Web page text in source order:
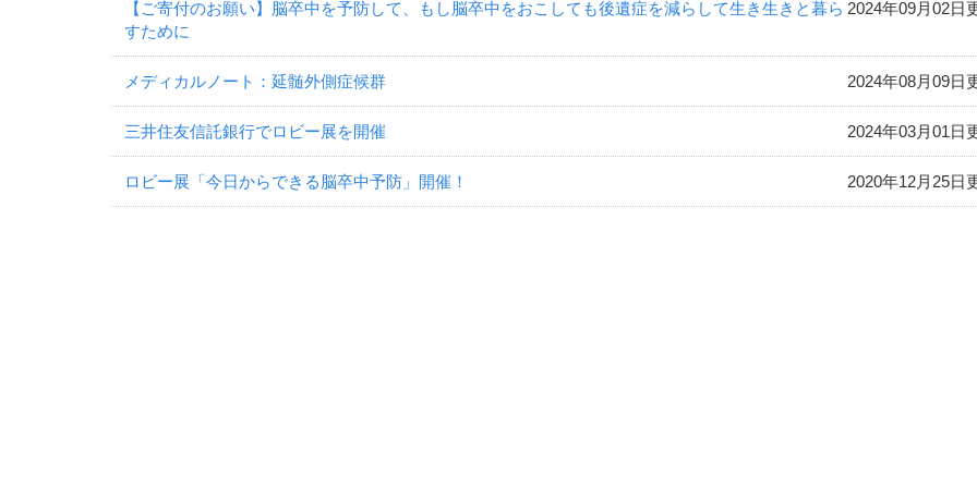
【ご寄付のお願い】脳卒中を予防して、もし脳卒中をおこしても後遺症を減らして生き生きと暮ら
すために
2024年09月02日
メディカルノート：延髄外側症候群 2024年08月09日
三井住友信託銀行でロビー展を開催 2024年03月01日
ロビー展「今日からできる脳卒中予防」開催！ 2020年12月25日